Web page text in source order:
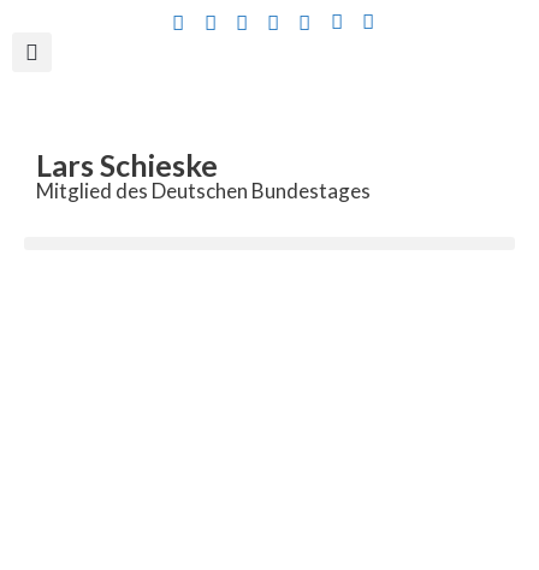
Lars Schieske
Mitglied des Deutschen Bundestages